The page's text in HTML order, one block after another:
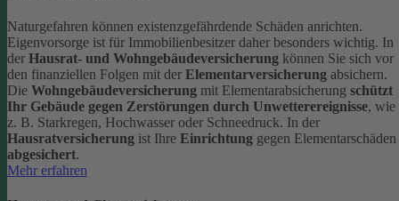
Naturgefahren können existenzgefährdende Schäden anrichten.
Eigenvorsorge ist für Immobilienbesitzer daher besonders wichtig. In
der Hausrat- und Wohngebäudeversicherung können Sie sich vor
den finanziellen Folgen mit der Elementarversicherung absichern.
Die Wohngebäudeversicherung mit Elementarabsicherung schützt
Ihr Gebäude gegen Zerstörungen durch Unwetterereignisse, wie
z. B. Starkregen, Hochwasser oder Schneedruck. In der
Hausratversicherung ist Ihre Einrichtung gegen Elementarschäden
abgesichert.
Mehr erfahren